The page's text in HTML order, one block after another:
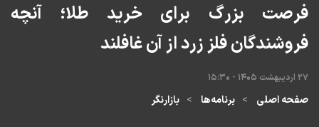
فرصت بزرگ برای خرید طلا؛ آنچه
فروشندگان فلز زرد از آن غافلند
۲۷ اردیبهشت ۱۴۰۵ - ۱۵:۳۰
صفحه اصلی برنامه‌ها بازارنگر